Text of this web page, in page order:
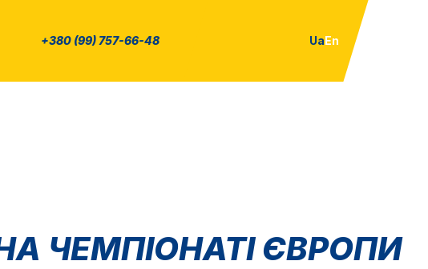
+380 (99) 757-66-48 UaEn
ЧЕМПІОНАТІ ЄВРОПИ